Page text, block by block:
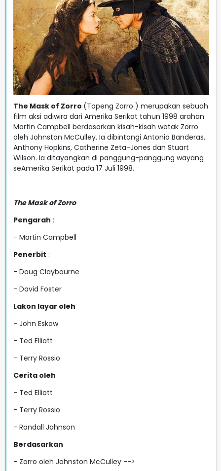
The Mask of Zorro (Topeng Zorro ) merupakan sebuah
film aksi adiwira dari Amerika Serikat tahun 1998 arahan
Martin Campbell berdasarkan kisah-kisah watak Zorro
oleh Johnston McCulley. Ia dibintangi Antonio Banderas,
Anthony Hopkins, Catherine Zeta-Jones dan Stuart
Wilson. Ia ditayangkan di panggung-panggung wayang
seAmerika Serikat pada 17 Juli 1998.
The Mask of Zorro
Pengarah :
- Martin Campbell
Penerbit :
- Doug Claybourne
- David Foster
Lakon layar oleh
- John Eskow
- Ted Elliott
- Terry Rossio
Cerita oleh
- Ted Elliott
- Terry Rossio
- Randall Jahnson
Berdasarkan
- Zorro oleh Johnston McCulley -->